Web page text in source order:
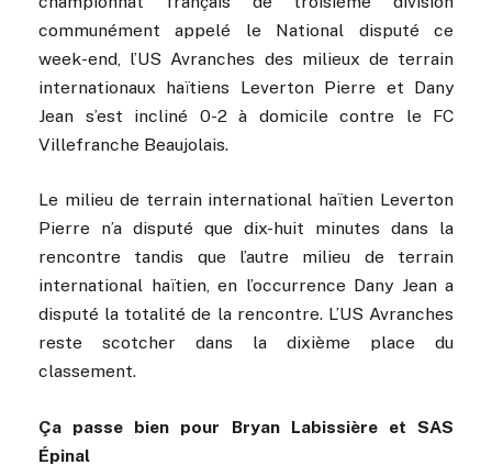
communément appelé le National disputé ce
week-end, l’US Avranches des milieux de terrain
internationaux haïtiens Leverton Pierre et Dany
Jean s’est incliné 0-2 à domicile contre le FC
Villefranche Beaujolais.
Le milieu de terrain international haïtien Leverton
Pierre n’a disputé que dix-huit minutes dans la
rencontre tandis que l’autre milieu de terrain
international haïtien, en l’occurrence Dany Jean a
disputé la totalité de la rencontre. L’US Avranches
reste scotcher dans la dixième place du
classement.
Ça passe bien pour Bryan Labissière et SAS
Épinal